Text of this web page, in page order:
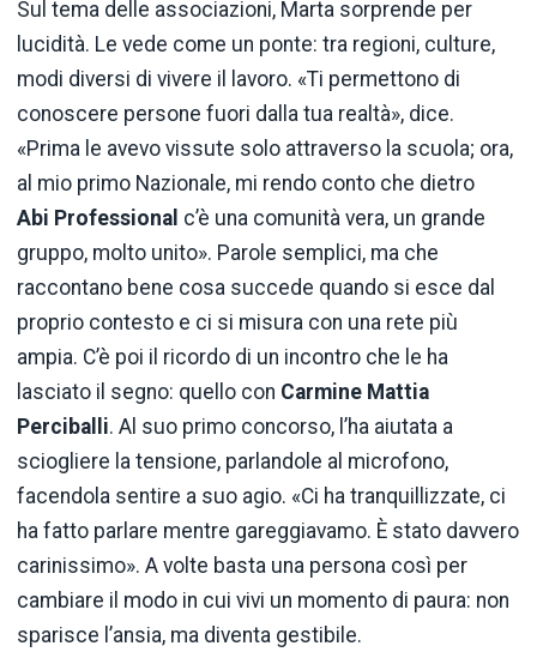
Sul tema delle associazioni, Marta sorprende per
lucidità. Le vede come un ponte: tra regioni, culture,
modi diversi di vivere il lavoro. «Ti permettono di
conoscere persone fuori dalla tua realtà», dice.
«Prima le avevo vissute solo attraverso la scuola; ora,
al mio primo Nazionale, mi rendo conto che dietro
Abi Professional c’è una comunità vera, un grande
gruppo, molto unito». Parole semplici, ma che
raccontano bene cosa succede quando si esce dal
proprio contesto e ci si misura con una rete più
ampia. C’è poi il ricordo di un incontro che le ha
lasciato il segno: quello con Carmine Mattia
Perciballi. Al suo primo concorso, l’ha aiutata a
sciogliere la tensione, parlandole al microfono,
facendola sentire a suo agio. «Ci ha tranquillizzate, ci
ha fatto parlare mentre gareggiavamo. È stato davvero
carinissimo». A volte basta una persona così per
cambiare il modo in cui vivi un momento di paura: non
sparisce l’ansia, ma diventa gestibile.